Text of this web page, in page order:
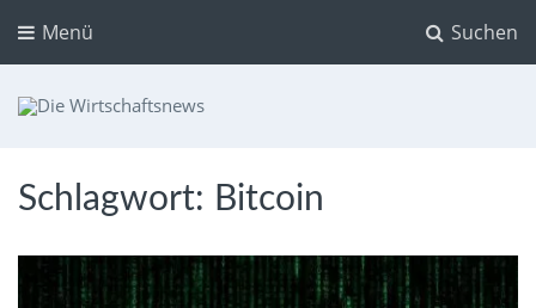
Suchen
Menü
Schlagwort: Bitcoin